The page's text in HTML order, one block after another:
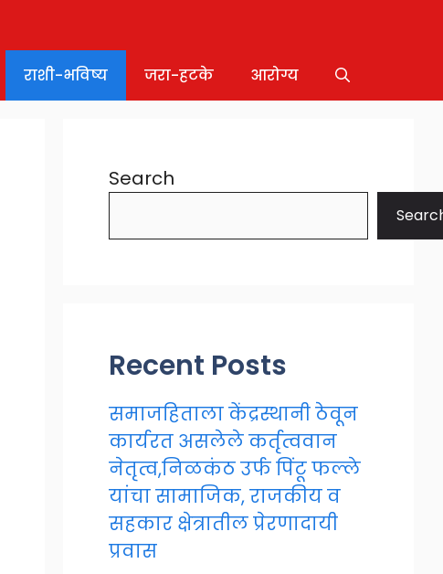
राशी-भविष्य जरा-हटके आरोग्य
Search
Recent Posts
समाजहिताला केंद्रस्थानी ठेवून
कार्यरत असलेले कर्तृत्ववान
नेतृत्व,निळकंठ उर्फ पिंटू फल्ले
यांचा सामाजिक, राजकीय व
सहकार क्षेत्रातील प्रेरणादायी
प्रवास